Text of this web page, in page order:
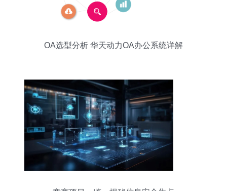
OA选型分析 华天动力OA办公系统详解